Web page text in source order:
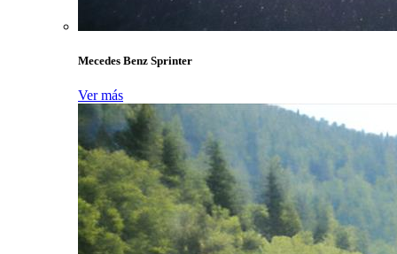
Mecedes Benz Sprinter
Ver más